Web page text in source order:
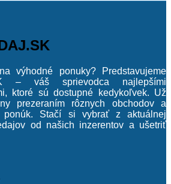
výhodné ponuky? Predstavujeme
– váš sprievodca najlepšími
ktoré sú dostupné kedykoľvek. Už
prezeraním rôznych obchodov a
ponúk. Stačí si vybrať z aktuálnej
od našich inzerentov a ušetriť